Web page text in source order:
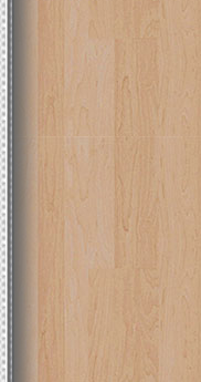
Ulurtangan bersama Yayasan
Islam Jonggol sedang merintis
Rumah Qur’an dan
Islam Terpadu (TKIT) An Najjah
Majelis Taklim di Jonggol,...